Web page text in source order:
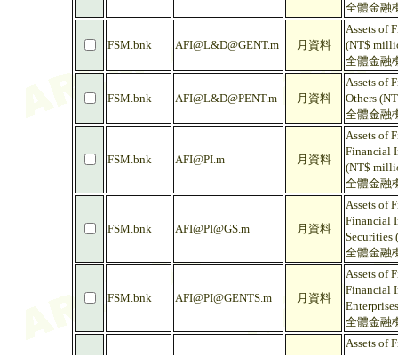
全體金融
FSM.bnk AFI@L&D@GENT.m 月資料
Assets of
(NT$
全體金融
FSM.bnk AFI@L&D@PENT.m 月資料
Assets of
Others
全體金融
FSM.bnk AFI@PI.m 月資料
Assets of
Financial
(NT$
全體金融
FSM.bnk AFI@PI@GS.m 月資料
Assets of
Financial
全體金融
FSM.bnk AFI@PI@GENTS.m 月資料
Assets of
Financial
全體金融
Assets of